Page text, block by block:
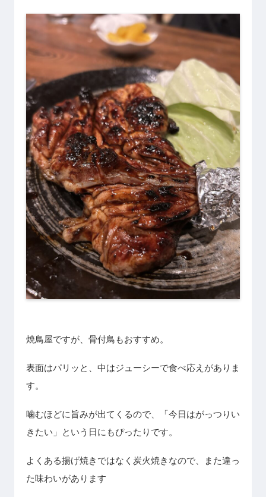
焼鳥屋ですが、骨付鳥もおすすめ。
表面はパリッと、中はジューシーで食べ応えがありま
す。
噛むほどに旨みが出てくるので、「今日はがっつりい
きたい」という日にもぴったりです。
よくある揚げ焼きではなく炭火焼きなので、また違っ
た味わいがあります